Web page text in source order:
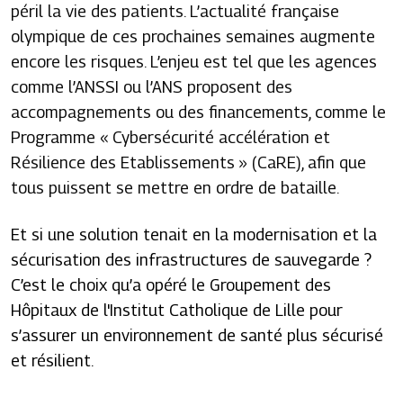
péril la vie des patients. L’actualité française
olympique de ces prochaines semaines augmente
encore les risques. L’enjeu est tel que les agences
comme l’ANSSI ou l’ANS proposent des
accompagnements ou des financements, comme le
Programme « Cybersécurité accélération et
Résilience des Etablissements » (CaRE), afin que
tous puissent se mettre en ordre de bataille.
Et si une solution tenait en la modernisation et la
sécurisation des infrastructures de sauvegarde ?
C’est le choix qu’a opéré le Groupement des
Hôpitaux de l'Institut Catholique de Lille pour
s’assurer un environnement de santé plus sécurisé
et résilient.